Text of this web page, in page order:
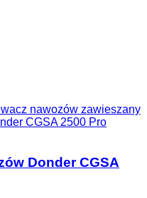
nawozów zawieszany
CGSA 2500 Pro
Donder CGSA